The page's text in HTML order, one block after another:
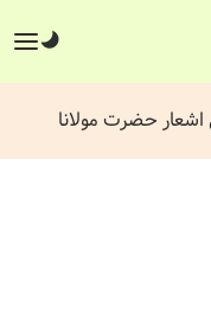
اشعار حضرت مولانا